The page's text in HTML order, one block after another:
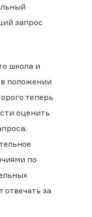
запрос
школа и
положении
теперь
оценить
по
за